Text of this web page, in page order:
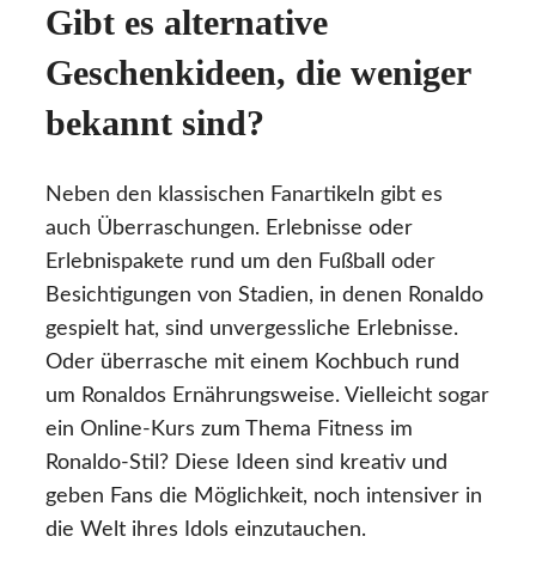
Gibt es alternative
Geschenkideen, die weniger
bekannt sind?
Neben den klassischen Fanartikeln gibt es
auch Überraschungen. Erlebnisse oder
Erlebnispakete rund um den Fußball oder
Besichtigungen von Stadien, in denen Ronaldo
gespielt hat, sind unvergessliche Erlebnisse.
Oder überrasche mit einem Kochbuch rund
um Ronaldos Ernährungsweise. Vielleicht sogar
ein Online-Kurs zum Thema Fitness im
Ronaldo-Stil? Diese Ideen sind kreativ und
geben Fans die Möglichkeit, noch intensiver in
die Welt ihres Idols einzutauchen.